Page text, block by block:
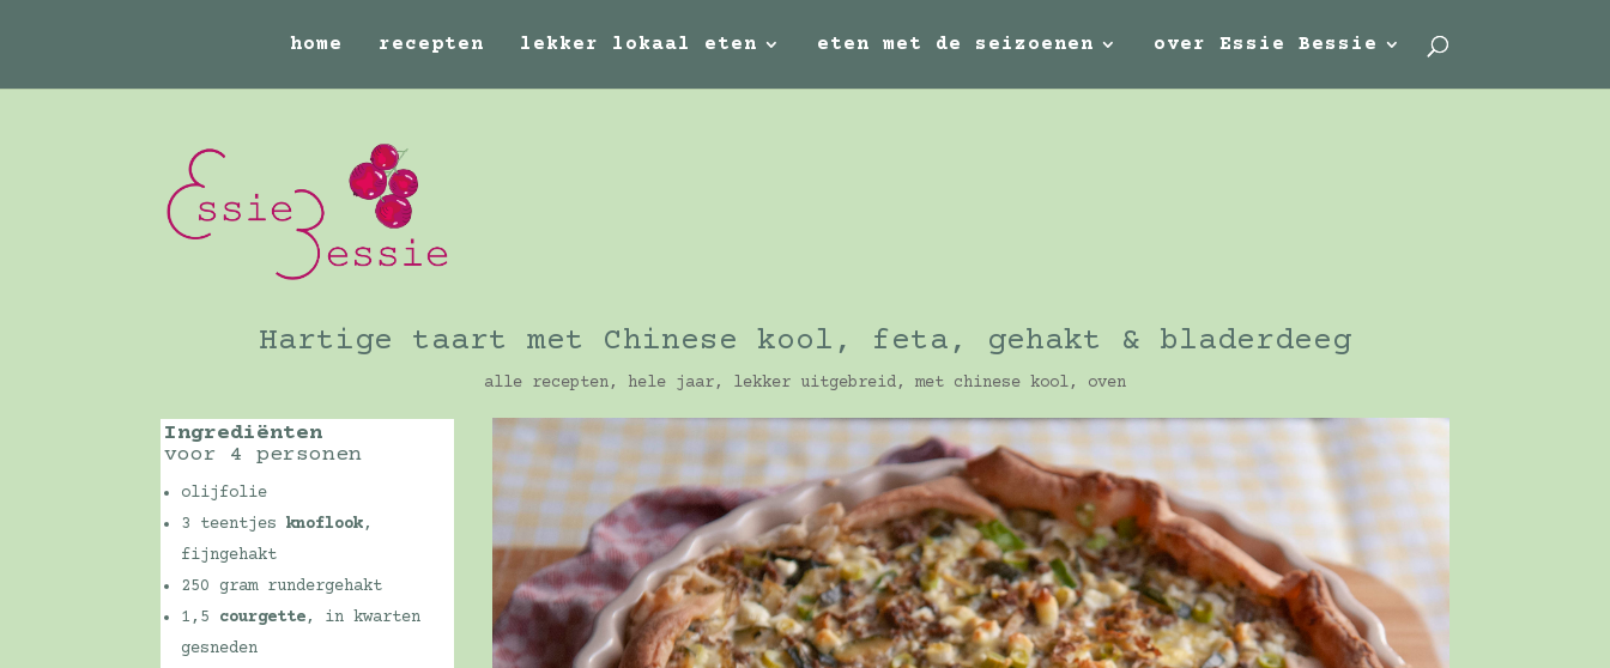
home recepten lekker lokaal eten eten met de seizoenen over Essie Bessie
Hartige taart met Chinese kool, feta, gehakt & bladerdeeg
alle recepten, hele jaar, lekker uitgebreid, met chinese kool, oven
Ingrediënten
voor 4 personen
olijfolie
3 teentjesknoflook,
fijngehakt
250 gram rundergehakt
1,5 courgette, in kwarten
gesneden